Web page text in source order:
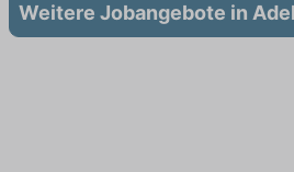
Weitere Jobangebote in